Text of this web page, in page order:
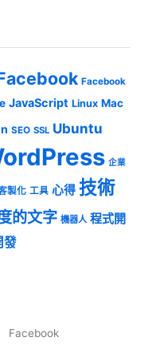
Facebook
JavaScript Linux Mac
SEO SSL Ubuntu
企業
製化 工具 心得 技術
的文字 機器人 程式開
發
Facebook